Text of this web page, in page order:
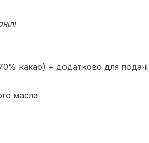
какао) + додатково для подачі
масла